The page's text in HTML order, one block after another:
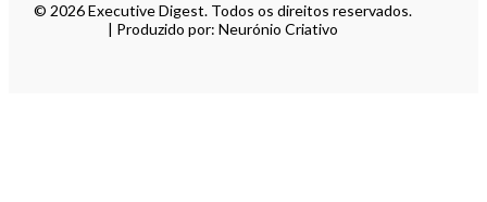
© 2026 Executive Digest. Todos os direitos reservados.
| Produzido por: Neurónio Criativo